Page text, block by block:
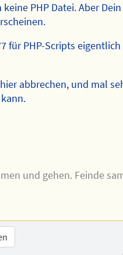
keine PHP Datei. Aber
für PHP-Scripts
abbrechen, und mal
und gehen. Feinde